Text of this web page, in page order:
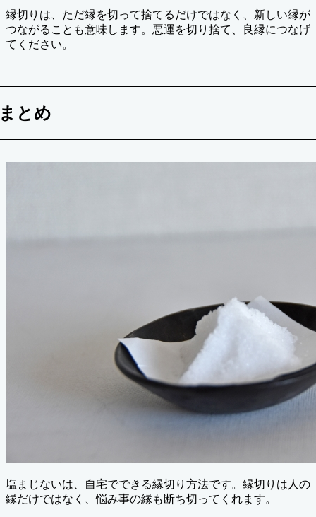
縁切りは、ただ縁を切って捨てるだけではなく、新しい縁が
つながることも意味します。悪運を切り捨て、良縁につなげ
てください。
とめ
塩まじないは、自宅でできる縁切り方法です。縁切りは人の
縁だけではなく、悩み事の縁も断ち切ってくれます。